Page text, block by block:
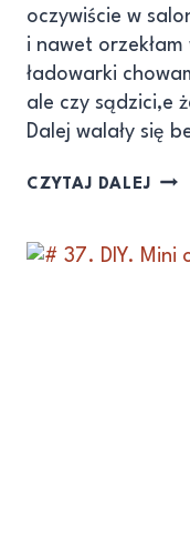
oczywiście w
i nawet
ładowarki
ale czy sądzici,e
Dalej walały się
CZYTAJ DALEJ